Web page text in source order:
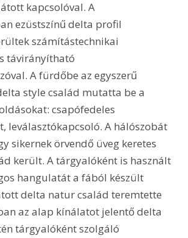
kapcsolóval. A
ezüstszínű delta profil
számítástechnikai
távirányítható
A fürdőbe az egyszerű
style család mutatta be a
csapófedeles
leválasztókapcsoló. A hálószobát
sikernek örvendő üveg keretes
került. A tárgyalóként is használt
hangulatát a fából készült
delta natur család teremtette
az alap kínálatot jelentő delta
tárgyalóként szolgáló